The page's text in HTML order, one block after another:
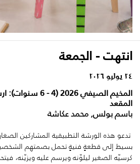
انتهت - الجمعة
٢٤ يوليو ٢٠٢٦
المخيم الصيفي
المقعد
باسم بولس, محمد عكاشة
تدعو هذه الورشة التطبيقية المشاركين
بسيط إلى قطعةٍ فنيةٍ تحمل بصمتهم
كرسيّه الصغير ليلوّنه ويرسم عليه ويزيّنه،